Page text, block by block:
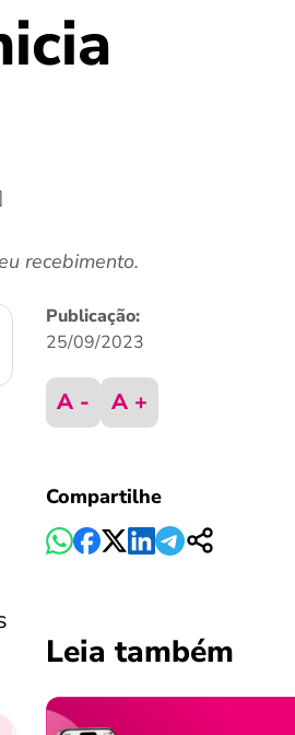
recebimento.
Publicação:
25/09/2023
A - A +
Compartilhe
Leia também